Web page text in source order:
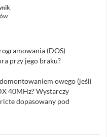
(DOS)
przy jego braku?
owego (jeśli
40MHz? Wystarczy
dopasowany pod